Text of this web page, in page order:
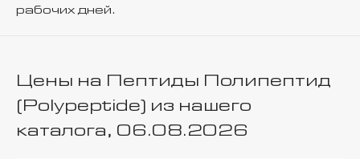
рабочих дней.
Цены на Пептиды Полипептид
(Polypeptide) из нашего
каталога, 06.08.2026